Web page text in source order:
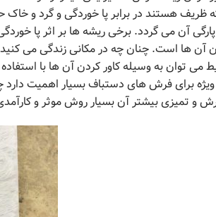
هستند در برابر پا خوردگی و گرد و
آن می گردد. برخی ریشه ها بر اثر پا
آن ها است. چنان چه در مکانی زندگی می
می توان به وسیله کاور کردن آن ها با
برای فرش های دستباف بسیار اهمیت
و تمیزی بیشتر آن بسیار روش موثر و